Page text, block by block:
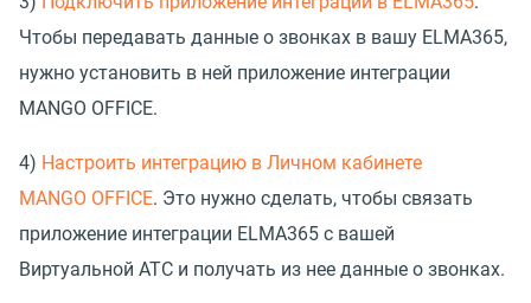
Чтобы передавать данные о звонках в вашу ELMA365,
нужно установить в ней приложение интеграции
MANGO OFFICE.
4) Настроить интеграцию в Личном кабинете
MANGO OFFICE. Это нужно сделать, чтобы связать
приложение интеграции ELMA365 с вашей
Виртуальной АТС и получать из нее данные о звонках.